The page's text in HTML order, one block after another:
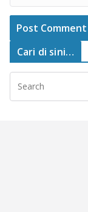
Cari di sini…